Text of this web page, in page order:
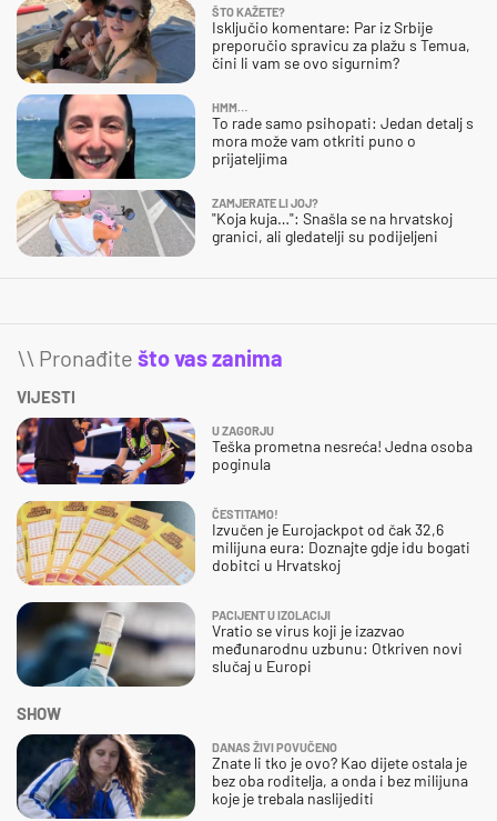
ŠTO KAŽETE?
Isključio komentare: Par iz Srbije
preporučio spravicu za plažu s Temua,
čini li vam se ovo sigurnim?
HMM…
To rade samo psihopati: Jedan detalj s
mora može vam otkriti puno o
prijateljima
ZAMJERATE LI JOJ?
"Koja kuja…": Snašla se na hrvatskoj
granici, ali gledatelji su podijeljeni
\\ Pronađite što vas zanima
VIJESTI
U ZAGORJU
Teška prometna nesreća! Jedna osoba
poginula
ČESTITAMO!
Izvučen je Eurojackpot od čak 32,6
milijuna eura: Doznajte gdje idu bogati
dobitci u Hrvatskoj
PACIJENT U IZOLACIJI
Vratio se virus koji je izazvao
međunarodnu uzbunu: Otkriven novi
slučaj u Europi
SHOW
DANAS ŽIVI POVUČENO
Znate li tko je ovo? Kao dijete ostala je
bez oba roditelja, a onda i bez milijuna
koje je trebala naslijediti